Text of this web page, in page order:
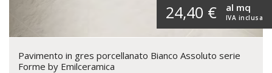
24,40 € IVA inclusa
al mq
Pavimento in gres porcellanato Bianco Assoluto serie
Forme by Emilceramica